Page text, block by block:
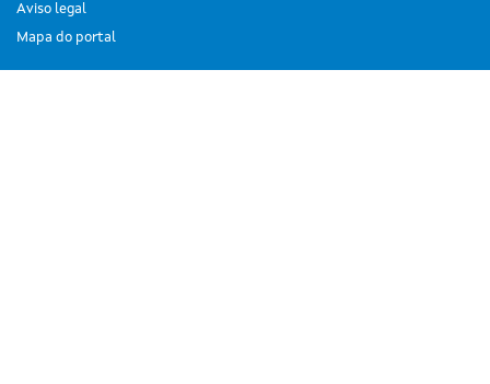
Aviso legal
Mapa do portal